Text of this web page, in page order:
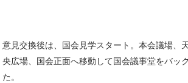
意見交換後は、国会見学スタート。本会議場、
央広場、国会正面へ移動して国会議事堂をバッ
た。